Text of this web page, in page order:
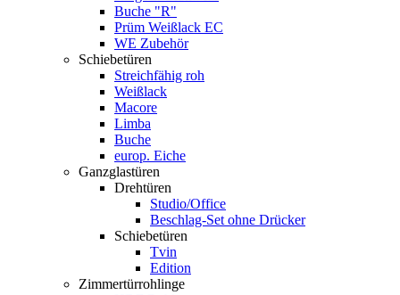
Buche "R"
Prüm Weißlack EC
WE Zubehör
Schiebetüren
Streichfähig roh
Weißlack
Macore
Limba
Buche
europ. Eiche
Ganzglastüren
Drehtüren
Studio/Office
Beschlag-Set ohne Drücker
Schiebetüren
Tvin
Edition
Zimmertürrohlinge